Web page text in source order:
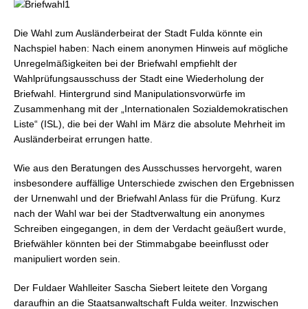
Die Wahl zum Ausländerbeirat der Stadt Fulda könnte ein
Nachspiel haben: Nach einem anonymen Hinweis auf mögliche
Unregelmäßigkeiten bei der Briefwahl empfiehlt der
Wahlprüfungsausschuss der Stadt eine Wiederholung der
Briefwahl. Hintergrund sind Manipulationsvorwürfe im
Zusammenhang mit der „Internationalen Sozialdemokratischen
Liste“ (ISL), die bei der Wahl im März die absolute Mehrheit im
Ausländerbeirat errungen hatte.
Wie aus den Beratungen des Ausschusses hervorgeht, waren
insbesondere auffällige Unterschiede zwischen den Ergebnissen
der Urnenwahl und der Briefwahl Anlass für die Prüfung. Kurz
nach der Wahl war bei der Stadtverwaltung ein anonymes
Schreiben eingegangen, in dem der Verdacht geäußert wurde,
Briefwähler könnten bei der Stimmabgabe beeinflusst oder
manipuliert worden sein.
Der Fuldaer Wahlleiter Sascha Siebert leitete den Vorgang
daraufhin an die Staatsanwaltschaft Fulda weiter. Inzwischen